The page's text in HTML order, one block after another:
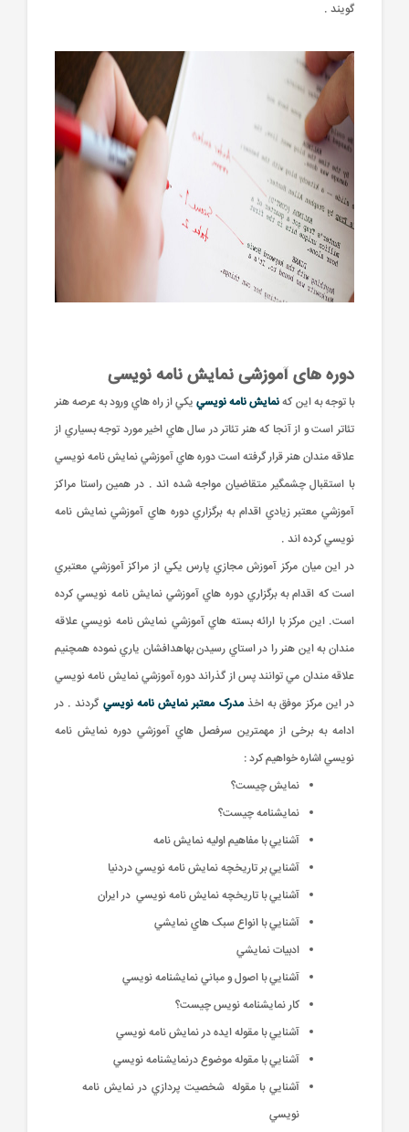
گويند .
دوره های آموزشی نمايش نامه نويسی
با توجه به اين کهنمايش نامه نويسييکي از راه هاي ورود به عرصه هنر
تئاتر است و از آنجا که هنر تئاتر در سال هاي اخير مورد توجه بسياري از
علاقه مندان هنر قرار گرفته است دوره هاي آموزشي نمايش نامه نويسي
با استقبال چشمگير متقاضيان مواجه شده اند . در همين راستا مراکز
آموزشي معتبر زيادي اقدام به برگزاري دوره هاي آموزشي نمايش نامه
نويسي کرده اند .
در اين ميان مرکز آموزش مجازي پارس يکي از مراکز آموزشي معتبري
است که اقدام به برگزاري دوره هاي آموزشي نمايش نامه نويسي کرده
است. اين مرکز با ارائه بسته هاي آموزشي نمايش نامه نويسي علاقه
مندان به اين هنر را در استاي رسيدن بهاهدافشان ياري نموده همچنيم
علاقه مندان مي توانند پس از گذراند دوره آموزشي نمايش نامه نويسي
در اين مرکز موفق به اخذمدرک معتبر نمايش نامه نويسي گردند . در
ادامه به برخی از مهمترين سرفصل هاي آموزشي دوره نمايش نامه
نويسي اشاره خواهيم کرد :
نمايش چيست؟
نمايشنامه چيست؟
آشنايي با مفاهيم اوليه نمايش نامه
آشنايي بر تاريخچه نمايش نامه نويسي دردنيا
آشنايي با تاريخچه نمايش نامه نويسي در ايران
آشنايي با انواع سبک هاي نمايشي
ادبيات نمايشي
آشنايي با اصول و مباني نمايشنامه نويسي
کار نمايشنامه نويس چيست؟
آشنايي با مقوله ايده در نمايش نامه نويسي
آشنايي با مقوله موضوع درنمايشنامه نويسي
آشنايي با مقوله شخصيت پردازي در نمايش نامه
نويسي